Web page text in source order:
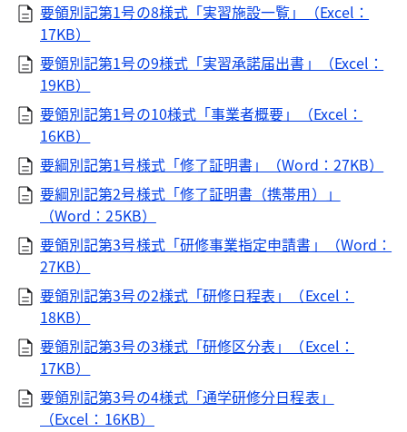
要領別記第1号の8様式「実習施設一覧」（Excel：
17KB）
要領別記第1号の9様式「実習承諾届出書」（Excel：
19KB）
要領別記第1号の10様式「事業者概要」（Excel：
16KB）
要綱別記第1号様式「修了証明書」（Word：27KB）
要綱別記第2号様式「修了証明書（携帯用）」
（Word：25KB）
要領別記第3号様式「研修事業指定申請書」（Word：
27KB）
要領別記第3号の2様式「研修日程表」（Excel：
18KB）
要領別記第3号の3様式「研修区分表」（Excel：
17KB）
要領別記第3号の4様式「通学研修分日程表」
（Excel：16KB）